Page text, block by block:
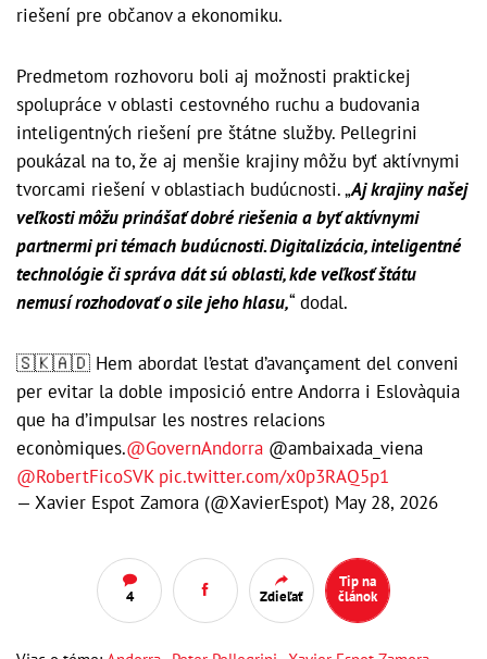
riešení pre občanov a ekonomiku.
Predmetom rozhovoru boli aj možnosti praktickej
spolupráce v oblasti cestovného ruchu a budovania
inteligentných riešení pre štátne služby. Pellegrini
poukázal na to, že aj menšie krajiny môžu byť aktívnymi
tvorcami riešení v oblastiach budúcnosti. „Aj krajiny našej
veľkosti môžu prinášať dobré riešenia a byť aktívnymi
partnermi pri témach budúcnosti. Digitalizácia, inteligentné
technológie či správa dát sú oblasti, kde veľkosť štátu
nemusí rozhodovať o sile jeho hlasu,“ dodal.
🇸🇰🇦🇩 Hem abordat l’estat d’avançament del conveni
per evitar la doble imposició entre Andorra i Eslovàquia
que ha d’impulsar les nostres relacions
econòmiques.@GovernAndorra @ambaixada_viena
@RobertFicoSVK pic.twitter.com/x0p3RAQ5p1
— Xavier Espot Zamora (@XavierEspot) May 28, 2026
4 Zdieľať
Tip na
článok